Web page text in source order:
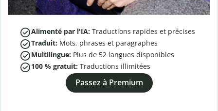
Alimenté par l'IA: Traductions rapides et précises
Traduit: Mots, phrases et paragraphes
Multilingue: Plus de 52 langues disponibles
100 % gratuit: Traductions illimitées
Passez à Premium